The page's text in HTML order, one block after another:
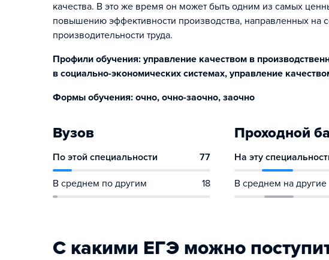
качества. В это же время он может быть одним из самых
повышению эффективности производства, направленных
производительности труда.
Профили обучения: управление качеством в
в социально-экономических системах, управление
Формы обучения: очно, очно-заочно, заочно
Вузов
По этой специальности 77
В среднем по другим 18
Проходной
На эту
В среднем на другие
С какими ЕГЭ можно